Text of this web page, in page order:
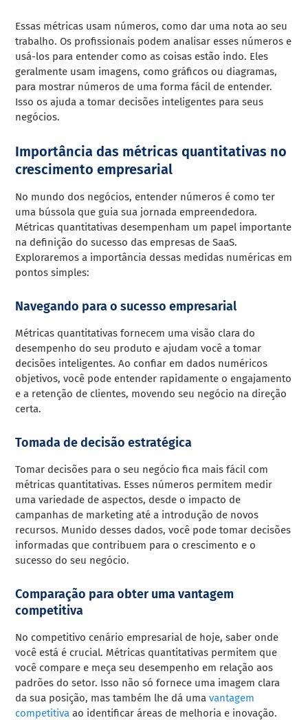
Essas métricas usam números, como dar uma nota ao seu
trabalho. Os profissionais podem analisar esses números e
usá-los para entender como as coisas estão indo. Eles
geralmente usam imagens, como gráficos ou diagramas,
para mostrar números de uma forma fácil de entender.
Isso os ajuda a tomar decisões inteligentes para seus
negócios.
Importância das métricas quantitativas no
crescimento empresarial
No mundo dos negócios, entender números é como ter
uma bússola que guia sua jornada empreendedora.
Métricas quantitativas desempenham um papel importante
na definição do sucesso das empresas de SaaS.
Exploraremos a importância dessas medidas numéricas em
pontos simples:
Navegando para o sucesso empresarial
Métricas quantitativas fornecem uma visão clara do
desempenho do seu produto e ajudam você a tomar
decisões inteligentes. Ao confiar em dados numéricos
objetivos, você pode entender rapidamente o engajamento
e a retenção de clientes, movendo seu negócio na direção
certa.
Tomada de decisão estratégica
Tomar decisões para o seu negócio fica mais fácil com
métricas quantitativas. Esses números permitem medir
uma variedade de aspectos, desde o impacto de
campanhas de marketing até a introdução de novos
recursos. Munido desses dados, você pode tomar decisões
informadas que contribuem para o crescimento e o
sucesso do seu negócio.
Comparação para obter uma vantagem
competitiva
No competitivo cenário empresarial de hoje, saber onde
você está é crucial. Métricas quantitativas permitem que
você compare e meça seu desempenho em relação aos
padrões do setor. Isso não só fornece uma imagem clara
da sua posição, mas também lhe dá umavantagem
competitivaao identificar áreas de melhoria e inovação.